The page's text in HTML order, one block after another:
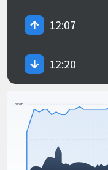
12:07
12:20